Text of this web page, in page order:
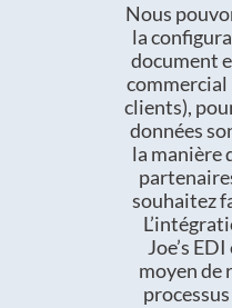
Nous
la
document
commercial
clients),
données
la manière
souhaitez
Joe’s
moyen de